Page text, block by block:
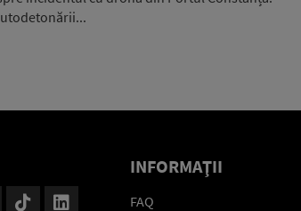
INFORMAŢII
FAQ